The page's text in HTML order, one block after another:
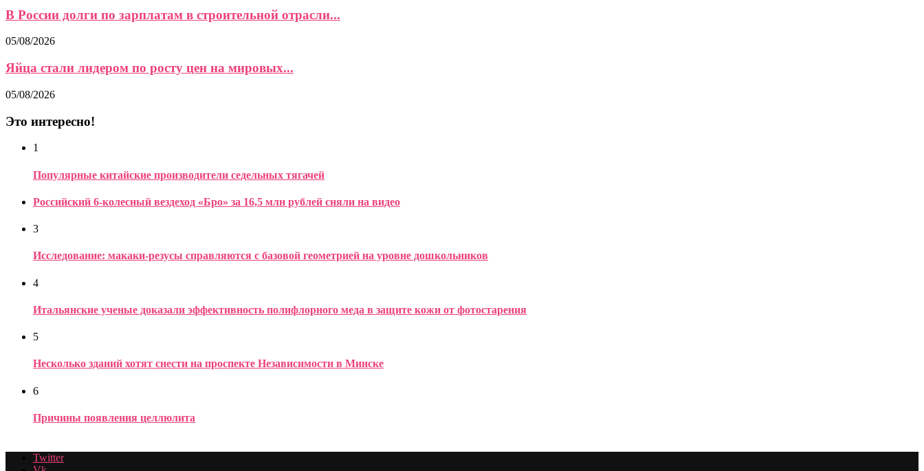
В России долги по зарплатам в строительной отрасли...
05/08/2026
Яйца стали лидером по росту цен на мировых...
05/08/2026
Это интересно!
1
Популярные китайские производители седельных тягачей
Российский 6-колесный вездеход «Бро» за 16,5 млн рублей сняли на видео
3
Исследование: макаки-резусы справляются с базовой геометрией на уровне дошкольников
4
Итальянские ученые доказали эффективность полифлорного меда в защите кожи от фотостарения
5
Несколько зданий хотят снести на проспекте Независимости в Минске
6
Причины появления целлюлита
Twitter